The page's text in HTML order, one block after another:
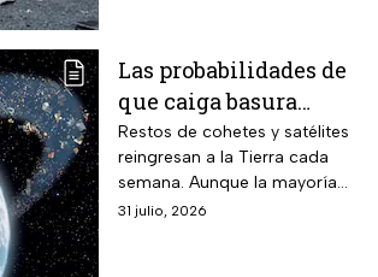
Las probabilidades de
que caiga basura
espacial sobre tu casa,
según la ciencia
Restos de cohetes y satélites
reingresan a la Tierra cada
semana. Aunque la mayoría
se desintegra en la atmósfera,
31 julio, 2026